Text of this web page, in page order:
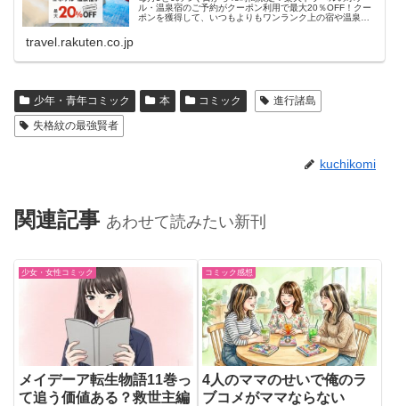
ル・温泉宿のご予約がクーポン利用で最大20％OFF！クー
ポンを獲得して、いつもよりもワンランク上の宿や温泉宿
travel.rakuten.co.jp
少年・青年コミック 本 コミック
進行諸島
失格紋の最強賢者
kuchikomi
関連記事 あわせて読みたい新刊
少女・女性コミック
メイデーア転生物語11巻っ
て追う価値ある？救世主編
コミック感想
4人のママのせいで俺のラ
ブコメがママならない